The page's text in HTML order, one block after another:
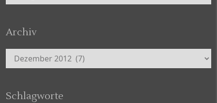
Archiv
Archiv
Schlagworte